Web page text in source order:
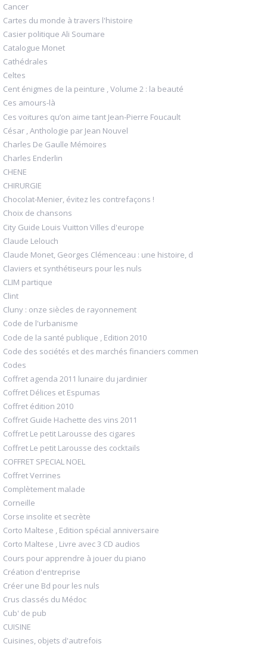
Cancer
Cartes du monde à travers l'histoire
Casier politique Ali Soumare
Catalogue Monet
Cathédrales
Celtes
Cent énigmes de la peinture , Volume 2 : la beauté
Ces amours-là
Ces voitures qu’on aime tant Jean-Pierre Foucault
César , Anthologie par Jean Nouvel
Charles De Gaulle Mémoires
Charles Enderlin
CHENE
CHIRURGIE
Chocolat-Menier, évitez les contrefaçons !
Choix de chansons
City Guide Louis Vuitton Villes d'europe
Claude Lelouch
Claude Monet, Georges Clémenceau : une histoire, d
Claviers et synthétiseurs pour les nuls
CLIM partique
Clint
Cluny : onze siècles de rayonnement
Code de l'urbanisme
Code de la santé publique , Edition 2010
Code des sociétés et des marchés financiers commen
Codes
Coffret agenda 2011 lunaire du jardinier
Coffret Délices et Espumas
Coffret édition 2010
Coffret Guide Hachette des vins 2011
Coffret Le petit Larousse des cigares
Coffret Le petit Larousse des cocktails
COFFRET SPECIAL NOEL
Coffret Verrines
Complètement malade
Corneille
Corse insolite et secrète
Corto Maltese , Edition spécial anniversaire
Corto Maltese , Livre avec 3 CD audios
Cours pour apprendre à jouer du piano
Création d'entreprise
Créer une Bd pour les nuls
Crus classés du Médoc
Cub' de pub
CUISINE
Cuisines, objets d'autrefois